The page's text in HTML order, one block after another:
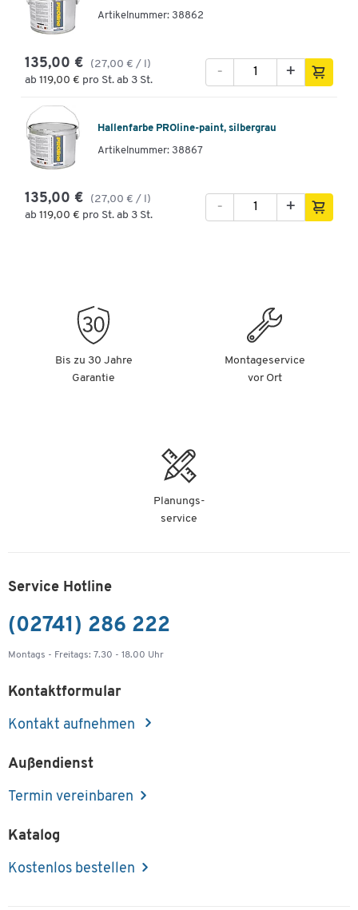
Artikelnummer: 38862
135,00 €
(27,00 € / l)
ab 119,00 € pro St. ab 3 St.
+
-
Hallenfarbe PROline-paint, silbergrau
Artikelnummer: 38867
135,00 €
(27,00 € / l)
ab 119,00 € pro St. ab 3 St.
+
-
Bis zu 30 Jahre
Garantie
Montageservice
vor Ort
Planungs-
service
Service Hotline
(02741) 286 222
Montags - Freitags: 7.30 - 18.00 Uhr
Kontaktformular
Kontakt aufnehmen
Außendienst
Termin vereinbaren
Katalog
Kostenlos bestellen